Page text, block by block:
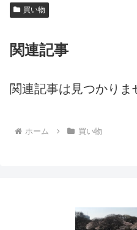
買い物
関連記事
関連記事は見つかりま
ホーム 買い物